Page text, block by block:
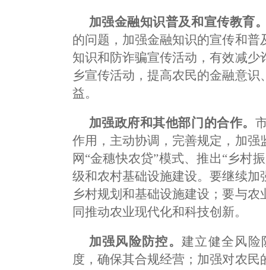
加强金融知识普及和宣传教育
的问题，加强金融知识的宣传和
知识和防诈骗宣传活动，有效减
乡宣传活动，提高农民的金融意
益。
加强政府和其他部门的合作。
作用，主动协调，完善规定，加
网“金穗快农贷”模式、推出“乡村
级和农村基础设施建设。要继续
乡村规划和基础设施建设；要与
同推动农业现代化和科技创新。
加强风险防控。 建立健全风险
度，确保其合规经营；加强对农